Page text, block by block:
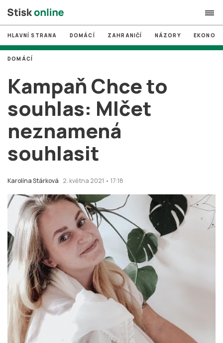
search
# MUNI
# Brno
# volby
login PŘIHLÁSIT SE
Zapomněli jste heslo?
HLAVNÍ STRANA DOMÁCÍ ZAHRANIČÍ NÁZORY
Kampaň Chce to
souhlas: Mlčet
neznamená
souhlasit
Karolína Stárková 2. května 2021 • 17:18
DOMÁCÍ